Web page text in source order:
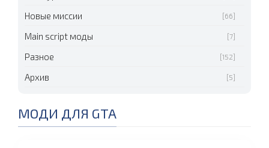
Новые миссии [66]
Main script моды [7]
Разное [152]
Архив [5]
МОДИ ДЛЯ GTA